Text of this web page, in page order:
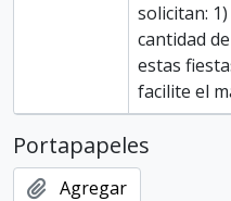
solicitan:
cantidad
estas
facilite el
Portapapeles
Agregar